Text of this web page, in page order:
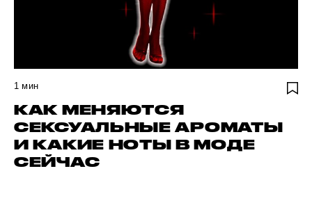
1 мин
КАК МЕНЯЮТСЯ
СЕКСУАЛЬНЫЕ АРОМАТЫ
И КАКИЕ НОТЫ В МОДЕ
СЕЙЧАС